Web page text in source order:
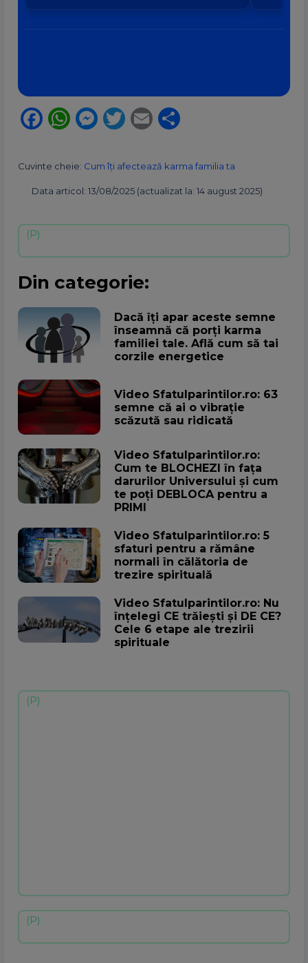
Facebook
WhatsApp
Messenger
Twitter
Email
Cuvinte cheie: Cum îți afectează karma familia ta
Data articol: 13/08/2025 (actualizat la: 14 august 2025)
Din categorie:
Dacă îți apar aceste semne
înseamnă că porți karma
familiei tale. Află cum să tai
corzile energetice
Video Sfatulparintilor.ro: 63
semne că ai o vibrație
scăzută sau ridicată
Video Sfatulparintilor.ro:
Cum te BLOCHEZI în fața
darurilor Universului și cum
te poți DEBLOCA pentru a
PRIMI
Video Sfatulparintilor.ro: 5
sfaturi pentru a rămâne
normali în călătoria de
trezire spirituală
Video Sfatulparintilor.ro: Nu
înțelegi CE trăiești și DE CE?
Cele 6 etape ale trezirii
spirituale